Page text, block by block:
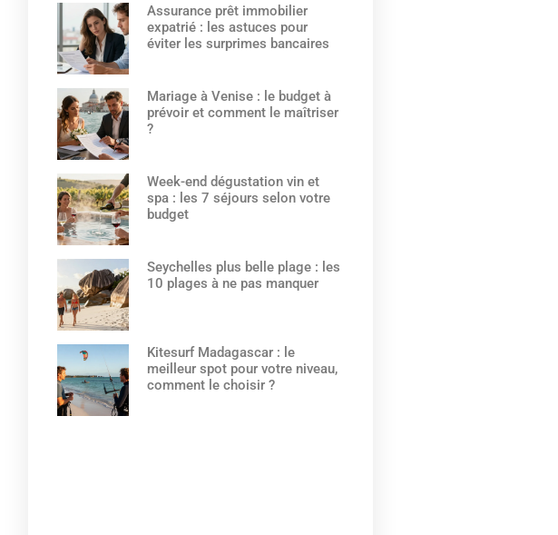
Assurance prêt immobilier
expatrié : les astuces pour
éviter les surprimes bancaires
Mariage à Venise : le budget à
prévoir et comment le maîtriser
?
Week-end dégustation vin et
spa : les 7 séjours selon votre
budget
Seychelles plus belle plage : les
10 plages à ne pas manquer
Kitesurf Madagascar : le
meilleur spot pour votre niveau,
comment le choisir ?